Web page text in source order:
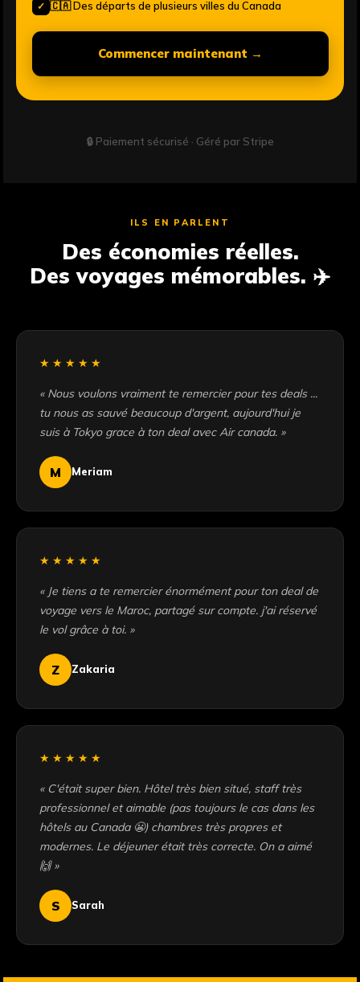
✓ 🇨🇦 Des départs de plusieurs villes du Canada
Commencer maintenant →
🔒 Paiement sécurisé · Géré par Stripe
ILS EN PARLENT
Des économies réelles.
Des voyages mémorables. ✈️
★★★★★
« Nous voulons vraiment te remercier pour tes deals ...
tu nous as sauvé beaucoup d'argent, aujourd'hui je
suis à Tokyo grace à ton deal avec Air canada. »
M Meriam
★★★★★
« Je tiens a te remercier énormément pour ton deal de
voyage vers le Maroc, partagé sur compte. j'ai réservé
le vol grâce à toi. »
Z Zakaria
★★★★★
« C'était super bien. Hôtel très bien situé, staff très
professionnel et aimable (pas toujours le cas dans les
hôtels au Canada 😬) chambres très propres et
modernes. Le déjeuner était très correcte. On a aimé
🙌 »
S Sarah